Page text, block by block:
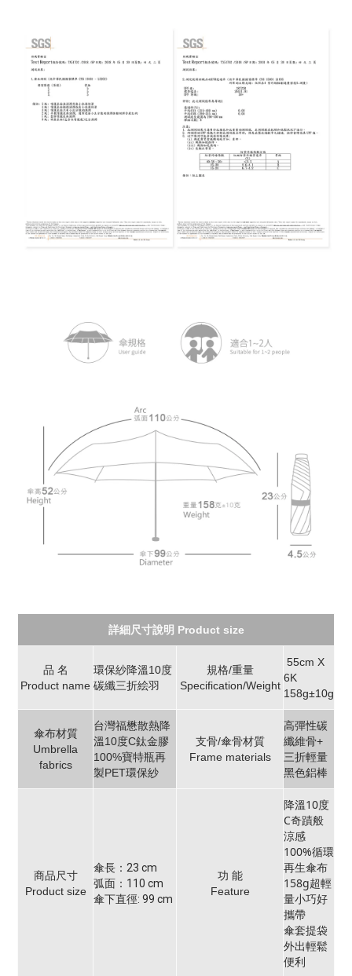
詳細尺寸說明 Product size
品 名
Product name
環保紗降溫10度
碳纖三折絵羽
規格/重量
Specification/Weight
55cm X
6K
158g±10g
傘布材質
Umbrella
fabrics
台灣福懋散熱降
溫10度C鈦金膠
100%寶特瓶再
製PET環保紗
支骨/傘骨材質
Frame materials
高彈性碳
纖維骨+
三折輕量
黑色鋁棒
商品尺寸
Product size
傘長：23 cm
弧面：110 cm
傘下直徑: 99 cm
功 能
Feature
降溫10度
C奇蹟般
涼感
100%循環
再生傘布
158g超輕
量小巧好
攜帶
傘套提袋
外出輕鬆
便利